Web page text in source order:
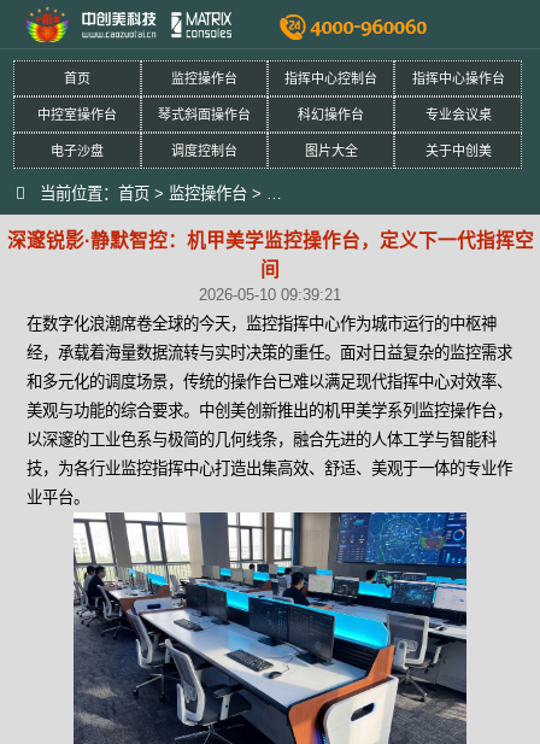
首页 监控操作台 指挥中心控制台 指挥中心操作台
中控室操作台 琴式斜面操作台 科幻操作台 专业会议桌
电子沙盘 调度控制台 图片大全 关于中创美
当前位置：首页 > 监控操作台 > 深邃锐影·静默智控：机甲美学监控操
深邃锐影·静默智控：机甲美学监控操作台，定义下一代指挥空
间
2026-05-10 09:39:21
在数字化浪潮席卷全球的今天，监控指挥中心作为城市运行的中枢神
经，承载着海量数据流转与实时决策的重任。面对日益复杂的监控需求
和多元化的调度场景，传统的操作台已难以满足现代指挥中心对效率、
美观与功能的综合要求。中创美创新推出的机甲美学系列监控操作台，
以深邃的工业色系与极简的几何线条，融合先进的人体工学与智能科
技，为各行业监控指挥中心打造出集高效、舒适、美观于一体的专业作
业平台。